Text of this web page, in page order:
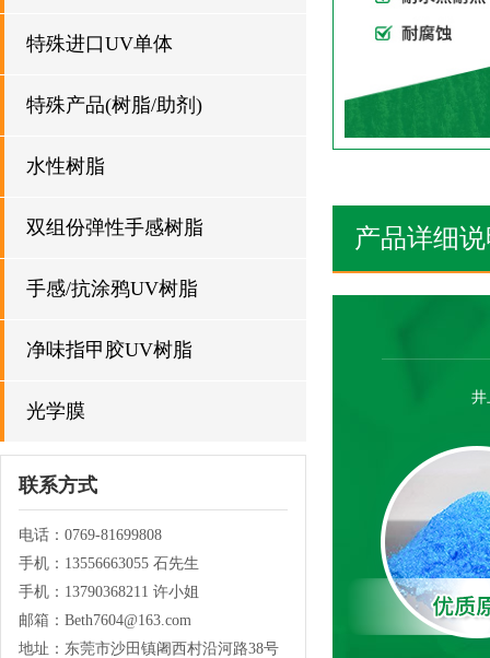
特殊进口UV单体
特殊产品(树脂/助剂)
水性树脂
双组份弹性手感树脂
手感/抗涂鸦UV树脂
净味指甲胶UV树脂
光学膜
联系方式
电话：0769-81699808
手机：13556663055 石先生
手机：13790368211 许小姐
邮箱：Beth7604@163.com
地址：东莞市沙田镇阇西村沿河路38号
产品详细
井